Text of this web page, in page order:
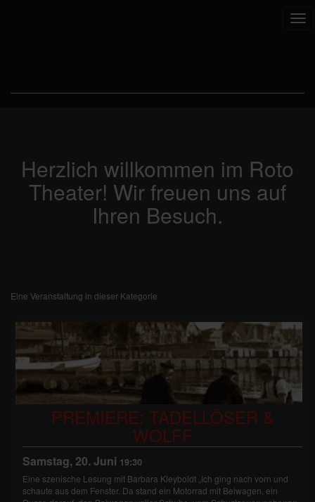
Herzlich willkommen im Roto
Theater! Wir freuen uns auf
Ihren Besuch.
Eine Veranstaltung in dieser Kategorie
PREMIERE: TADELLÖSER &
WOLFF
Samstag, 20. Juni 19:30
Eine szenische Lesung mit Barbara Kleyboldt „Ich ging nach vorn und
schaute aus dem Fenster. Da stand ein Motorrad mit Beiwagen, ein